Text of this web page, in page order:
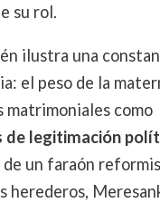
su rol.
ilustra una
el peso de la
matrimoniales como
legitimación
de un faraón
herederos,